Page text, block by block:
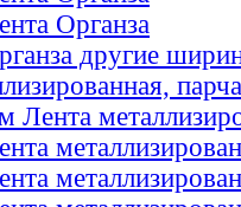
Органза
другие
парча
Лента